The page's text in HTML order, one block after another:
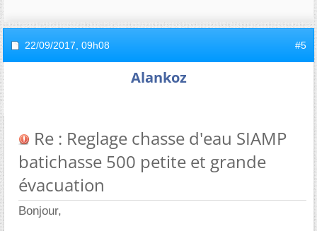
22/09/2017, 09h08 #5
Alankoz
Re : Reglage chasse d'eau SIAMP
batichasse 500 petite et grande
évacuation
Bonjour,